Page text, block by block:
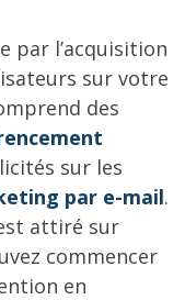
par l’acquisition
sur votre
des
sur les
par e-mail.
attiré sur
commencer
en